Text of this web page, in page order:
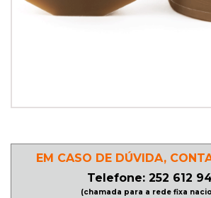
PATINAGEM
LINHA
EM CASO DE DÚVIDA,
Telefone: 252 612
(chamada para a rede fixa